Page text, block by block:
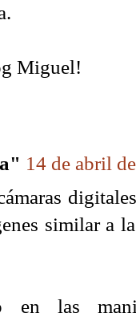
Miguel!
14 de abril
similar a
en las